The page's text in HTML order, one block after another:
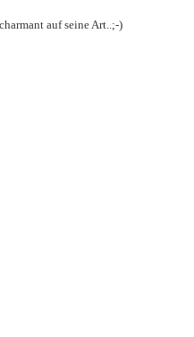
auf seine Art..;-)